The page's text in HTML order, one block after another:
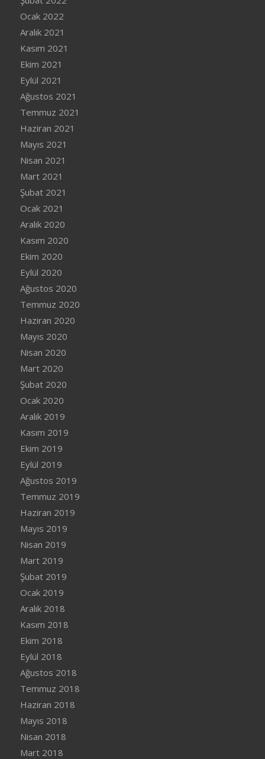
Ocak 2022
Aralık 2021
Kasım 2021
Ekim 2021
Eylül 2021
Ağustos 2021
Temmuz 2021
Haziran 2021
Mayıs 2021
Nisan 2021
Mart 2021
Şubat 2021
Ocak 2021
Aralık 2020
Kasım 2020
Ekim 2020
Eylül 2020
Ağustos 2020
Temmuz 2020
Haziran 2020
Mayıs 2020
Nisan 2020
Mart 2020
Şubat 2020
Ocak 2020
Aralık 2019
Kasım 2019
Ekim 2019
Eylül 2019
Ağustos 2019
Temmuz 2019
Haziran 2019
Mayıs 2019
Nisan 2019
Mart 2019
Şubat 2019
Ocak 2019
Aralık 2018
Kasım 2018
Ekim 2018
Eylül 2018
Ağustos 2018
Temmuz 2018
Haziran 2018
Mayıs 2018
Nisan 2018
Mart 2018